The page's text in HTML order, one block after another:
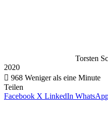
Torsten
2020
968 Weniger als eine Minute
Teilen
Facebook X LinkedIn